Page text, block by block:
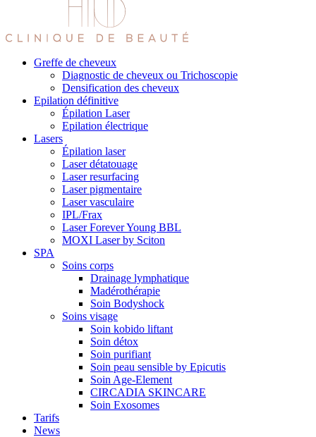
Greffe de cheveux
Diagnostic de cheveux ou Trichoscopie
Densification des cheveux
Epilation définitive
Épilation Laser
Epilation électrique
Lasers
Épilation laser
Laser détatouage
Laser resurfacing
Laser pigmentaire
Laser vasculaire
IPL/Frax
Laser Forever Young BBL
MOXI Laser by Sciton
SPA
Soins corps
Drainage lymphatique
Madérothérapie
Soin Bodyshock
Soins visage
Soin kobido liftant
Soin détox
Soin purifiant
Soin peau sensible by Epicutis
Soin Age-Element
CIRCADIA SKINCARE
Soin Exosomes
Tarifs
News